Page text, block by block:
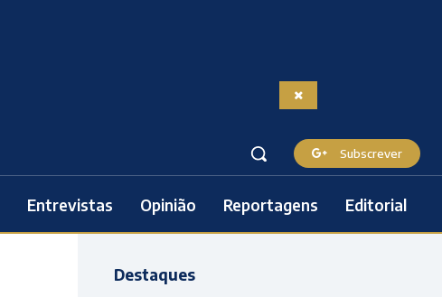
Subscrever
Entrevistas Opinião Reportagens Editorial
Destaques